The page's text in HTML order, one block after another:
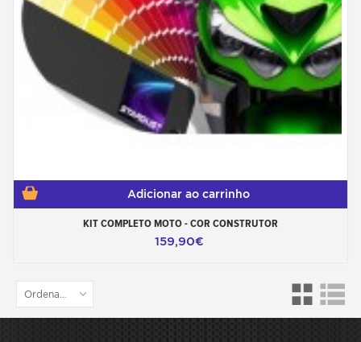
Adicionar ao carrinho
KIT COMPLETO MOTO - COR CONSTRUTOR
159,90€
Ordenar por